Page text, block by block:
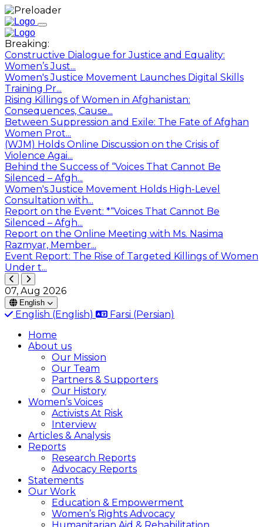
Breaking:
Constructive Dialogue for Justice and Equality:
Women’s Just...
Women's Justice Movement Launches Digital Skills
Training Pr...
Rising Killings of Women in Afghanistan:
Consequences, Cause...
Between Suppression and Exile: The Fate of Afghan
Women Prot...
(WJM) Holds Online Discussion on the Crisis of
Violence Agai...
Behind the Success of “Voices That Cannot Be
Silenced – Afgh...
Women's Justice Movement Holds High-Level
Consultation with...
Report on the Event: *“Voices That Cannot Be
Silenced – Afgh...
Report on the Online Meeting with Ms. Nasima
Razmyar, Member...
Event Report: The Rise of Targeted Killings of Women
Under t...
07, Aug 2026
English
English (English) Farsi (Persian)
Home
About us
Our Mission
Our Team
Partners & Supporters
Our History
Women’s Voices
Activists At Risk
Interview
Articles & Analysis
Reports
Research Reports
Advocacy Reports
Statements
Our Work
Education & Empowerment
Women’s Rights Advocacy